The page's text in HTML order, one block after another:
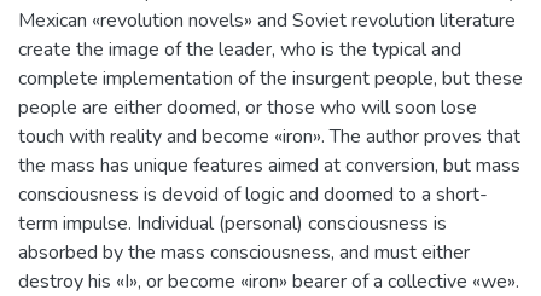
Mexican «revolution novels» and Soviet revolution literature
create the image of the leader, who is the typical and
complete implementation of the insurgent people, but these
people are either doomed, or those who will soon lose
touch with reality and become «iron». The author proves that
the mass has unique features aimed at conversion, but mass
consciousness is devoid of logic and doomed to a short-
term impulse. Individual (personal) consciousness is
absorbed by the mass consciousness, and must either
destroy his «I», or become «iron» bearer of a collective «we».